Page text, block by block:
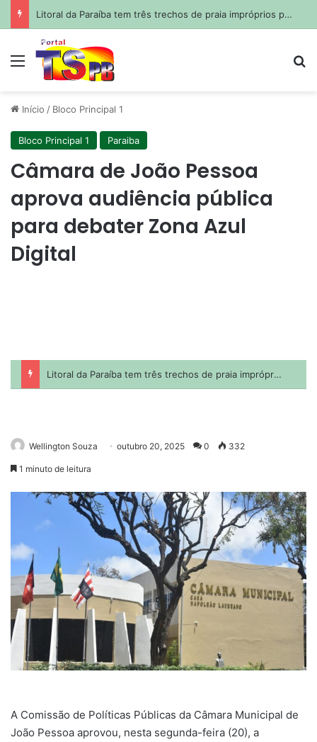
Litoral da Paraíba tem três trechos de praia impróprios para banho; veja quais
Menu
Início / Bloco Principal 1
Bloco Principal 1 Paraiba
Câmara de João Pessoa
aprova audiência pública
para debater Zona Azul
Digital
Wellington Souza outubro 20, 2025 0 332
1 minuto de leitura
A Comissão de Políticas Públicas da Câmara Municipal de
João Pessoa aprovou, nesta segunda-feira (20), a